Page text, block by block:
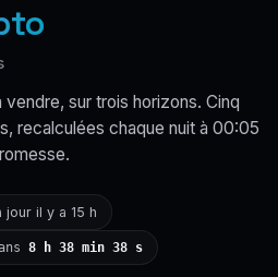
vendre, sur trois horizons. Cinq
recalculées chaque nuit à 00:05
jour il y a 15 h
8 h 38 min 37 s